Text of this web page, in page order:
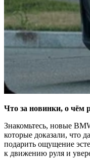
Что за новинки, о чём
Знакомьтесь, новые
которые доказали, что
подарить ощущение
к движению руля и